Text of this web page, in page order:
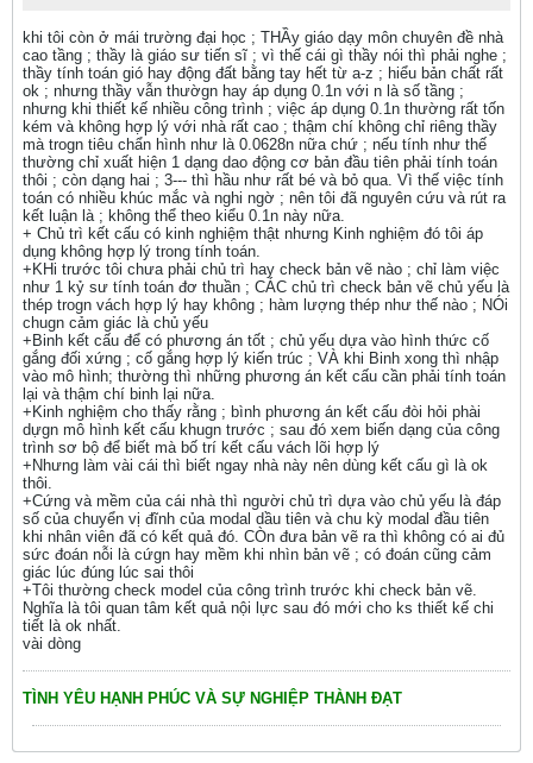
khi tôi còn ở mái trường đại học ; THẦy giáo dạy môn chuyên đề nhà
cao tầng ; thầy là giáo sư tiến sĩ ; vì thế cái gì thầy nói thì phải nghe ;
thầy tính toán gió hay động đất bằng tay hết từ a-z ; hiểu bản chất rất
ok ; nhưng thầy vẫn thườgn hay áp dụng 0.1n với n là số tầng ;
nhưng khi thiết kế nhiều công trình ; việc áp dụng 0.1n thường rất tốn
kém và không hợp lý với nhà rất cao ; thậm chí không chỉ riêng thầy
mà trogn tiêu chẩn hình như là 0.0628n nữa chứ ; nếu tính như thế
thường chỉ xuất hiện 1 dạng dao động cơ bản đầu tiên phải tính toán
thôi ; còn dạng hai ; 3--- thì hầu như rất bé và bỏ qua. Vì thế việc tính
toán có nhiều khúc mắc và nghi ngờ ; nên tôi đã nguyên cứu và rút ra
kết luận là ; không thể theo kiểu 0.1n này nữa.
+ Chủ trì kết cấu có kinh nghiệm thật nhưng Kinh nghiệm đó tôi áp
dụng không hợp lý trong tính toán.
+KHi trước tôi chưa phải chủ trì hay check bản vẽ nào ; chỉ làm việc
như 1 kỷ sư tính toán đơ thuần ; CÁC chủ trì check bản vẽ chủ yếu là
thép trogn vách hợp lý hay không ; hàm lượng thép như thế nào ; NÓi
chugn cảm giác là chủ yếu
+Binh kết cấu để có phương án tốt ; chủ yếu dựa vào hình thức cố
gắng đối xứng ; cố gắng hợp lý kiến trúc ; VÀ khi Binh xong thì nhập
vào mô hình; thường thì những phương án kết cấu cần phải tính toán
lại và thậm chí binh lại nữa.
+Kinh nghiệm cho thấy rằng ; bình phương án kết cấu đòi hỏi phài
dựgn mô hình kết cấu khugn trước ; sau đó xem biến dạng của công
trình sơ bộ để biết mà bố trí kết cấu vách lõi hợp lý
+Nhưng làm vài cái thì biết ngay nhà này nên dùng kết cấu gì là ok
thôi.
+Cứng và mềm của cái nhà thì người chủ trì dựa vào chủ yếu là đáp
số của chuyển vị đĩnh của modal dầu tiên và chu kỳ modal đầu tiên
khi nhân viên đã có kết quả đó. CÒn đưa bản vẽ ra thì không có ai đủ
sức đoán nỗi là cứgn hay mềm khi nhìn bản vẽ ; có đoán cũng cảm
giác lúc đúng lúc sai thôi
+Tôi thường check model của công trình trước khi check bản vẽ.
Nghĩa là tôi quan tâm kết quả nội lực sau đó mới cho ks thiết kế chi
tiết là ok nhất.
vài dòng
TÌNH YÊU HẠNH PHÚC VÀ SỰ NGHIỆP THÀNH ĐẠT